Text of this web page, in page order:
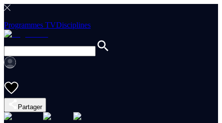
Programmes TVDisciplines
Partager